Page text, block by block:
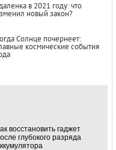
в 2021 году: что
новый закон?
Солнце почернеет:
космические события
восстановить гаджет
глубокого разряда